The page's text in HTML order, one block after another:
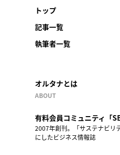
トップ
記事一覧
執筆者一覧
オルタナとは
ABOUT
有料会員コミュニティ「
2007年創刊。「サステナビリ
にしたビジネス情報誌